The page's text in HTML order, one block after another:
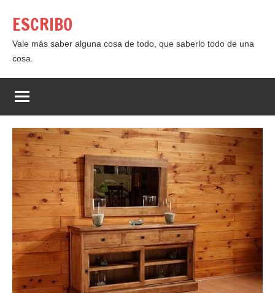
contenido
ESCRIBO
Vale más saber alguna cosa de todo, que saberlo todo de una
cosa.